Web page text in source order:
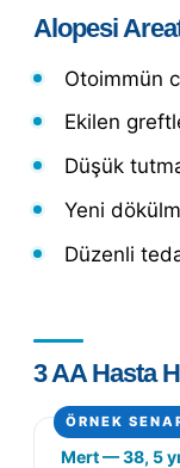
Alopesi
Otoimmün
Ekilen
Düşük
Yeni
Düzenli
3 AA Hasta
Mert — 38, 5